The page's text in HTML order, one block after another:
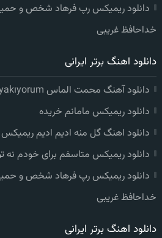
دانلود ریمیکس رپ فرهاد شخص و
خداحافظ غریبی
دانلود اهنگ برتر ایرانی
دانلود آهنگ محمت الماس gidene yakıyorum
دانلود ریمیکس مامانم خریده
دانلود اهنگ گل منه ادیم ادیم ریمیکس
دانلود ریمیکس متاسفم برای خودم نه
دانلود ریمیکس رپ فرهاد شخص و
خداحافظ غریبی
دانلود اهنگ برتر ایرانی